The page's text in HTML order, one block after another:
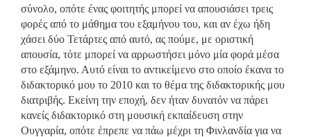
σύνολο, οπότε ένας φοιτητής μπορεί να απουσιάσει τρεις
φορές από το μάθημα του εξαμήνου του, και αν έχω ήδη
χάσει δύο Τετάρτες από αυτό, ας πούμε, με οριστική
απουσία, τότε μπορεί να αρρωστήσει μόνο μία φορά μέσα
στο εξάμηνο. Αυτό είναι το αντικείμενο στο οποίο έκανα το
διδακτορικό μου το 2010 και το θέμα της διδακτορικής μου
διατριβής. Εκείνη την εποχή, δεν ήταν δυνατόν να πάρει
κανείς διδακτορικό στη μουσική εκπαίδευση στην
Ουγγαρία, οπότε έπρεπε να πάω μέχρι τη Φινλανδία για να